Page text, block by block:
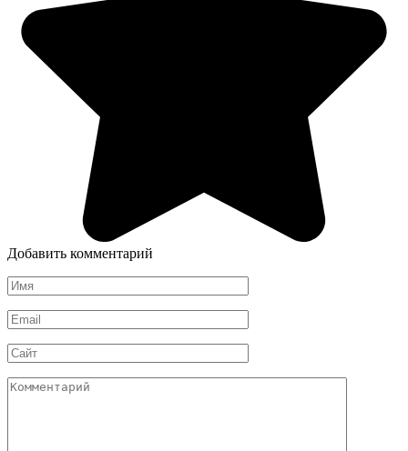
Добавить комментарий
Имя
*
Email
*
Сайт
Комментарий